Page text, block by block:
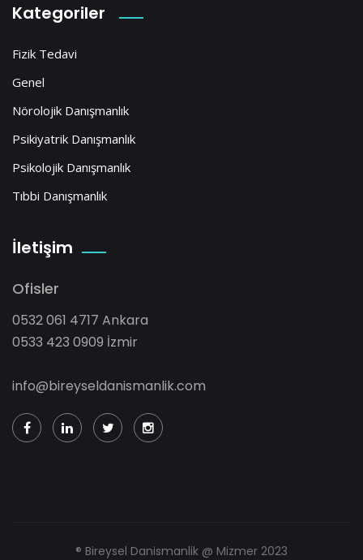
Kategoriler
Fizik Tedavi
Genel
Nörolojik Danışmanlık
Psikiyatrik Danışmanlık
Psikolojik Danışmanlık
Tıbbi Danışmanlık
İletişim
Ofisler
0532 061 4717 Ankara
0533 423 0909 İzmir
info@bireyseldanismanlik.com
® Bireysel Danismanlik @ Mizmer 2023